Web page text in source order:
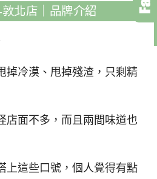
北店｜品牌介紹
掉冷漠、甩掉殘渣，只剩精
店面不多，而且兩間味道也
上這些口號，個人覺得有點